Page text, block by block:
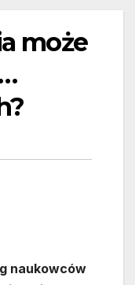
może
naukowców